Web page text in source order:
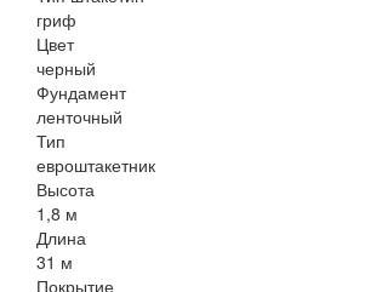
гриф
Цвет
черный
Фундамент
ленточный
Тип
евроштакетник
Высота
1,8 м
Длина
31 м
Покрытие